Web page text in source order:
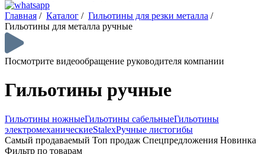
Главная / Каталог / Гильотины для резки металла /
Гильотины для металла ручные
Посмотрите видеообращение руководителя компании
Гильотины ручные
Гильотины ножныеГильотины сабельныеГильотины
электромеханическиеStalexРучные листогибы
Самый продаваемый Топ продаж Спецпредложения Новинка
Фильтр по товарам